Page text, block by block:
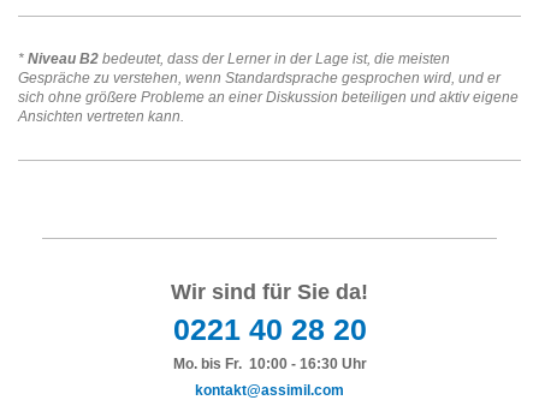
* Niveau B2 bedeutet, dass der Lerner in der Lage ist, die meisten
Gespräche zu verstehen, wenn Standardsprache gesprochen wird, und er
sich ohne größere Probleme an einer Diskussion beteiligen und aktiv eigene
Ansichten vertreten kann.
Wir sind für Sie da!
0221 40 28 20
Mo. bis Fr. 10:00 - 16:30 Uhr
kontakt@assimil.com